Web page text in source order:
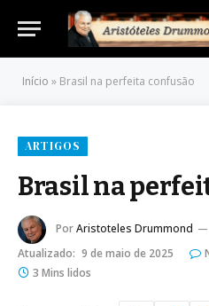
Início » Brasil na perfeita confusão
ARTIGOS
Brasil na
PorAristoteles Drummond
Atualizado: 9 de maio de 2025
3 Mins lidos